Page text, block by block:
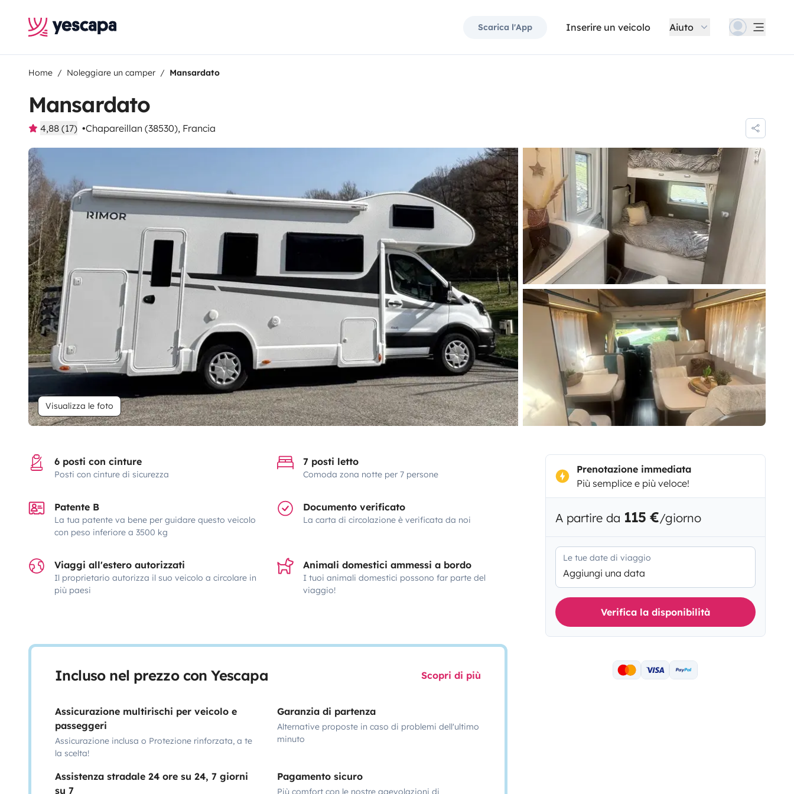
Scarica l'App Inserire un veicolo Aiuto
Home Noleggiare un camper Mansardato
Mansardato
4,88 (17) Chapareillan (38530), Francia
Visualizza le foto
6 posti con cinture
Posti con cinture di sicurezza
7 posti letto
Comoda zona notte per 7 persone
Patente B
La tua patente va bene per guidare questo veicolo
con peso inferiore a 3500 kg
Documento verificato
La carta di circolazione è verificata da noi
Viaggi all'estero autorizzati
Il proprietario autorizza il suo veicolo a circolare in
più paesi
Animali domestici ammessi a bordo
I tuoi animali domestici possono far parte del
viaggio!
Incluso nel prezzo con Yescapa Scopri di più
Assicurazione multirischi per veicolo e
passeggeri
Assicurazione inclusa o Protezione rinforzata, a te
la scelta!
Garanzia di partenza
Alternative proposte in caso di problemi dell'ultimo
minuto
Assistenza stradale 24 ore su 24, 7 giorni
su 7
Pagamento sicuro
Più comfort con le nostre agevolazioni di
Prenotazione immediata
Più semplice e più veloce!
A partire da 115 €/giorno
Le tue date di viaggio
Aggiungi una data
Verifica la disponibilità